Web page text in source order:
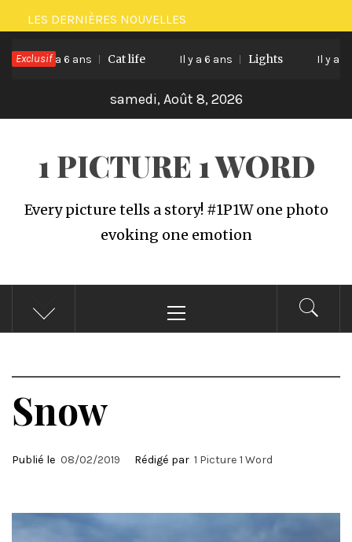
Passer
au
contenu
LES DERNIÈRES NOUVELLES
Exclusif
Il y a 6 ans Cat life Il y a 6 ans Lights Il y a 6
samedi, Août 8, 2026
1 PICTURE 1 WORD
Every picture tells a story! #1P1W one photo
evoking one emotion
principal
Snow
Publié le 08/02/2019 Rédigé par 1 Picture 1 Word